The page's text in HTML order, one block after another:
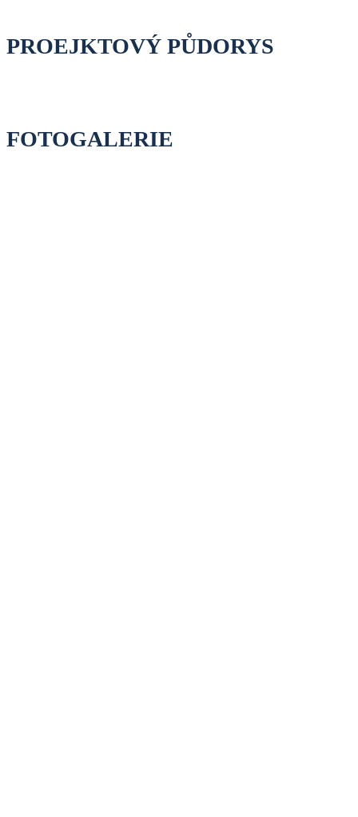
PROEJKTOVÝ PŮDORYS
FOTOGALERIE